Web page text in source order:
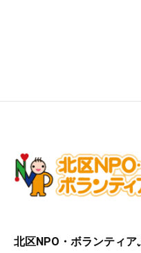
北区NPO・ボランティア